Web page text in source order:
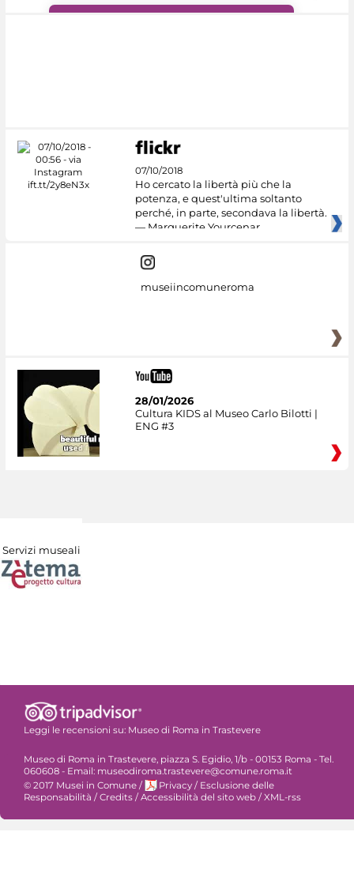
07/10/2018
Ho cercato la libertà più che la
potenza, e quest'ultima soltanto
perché, in parte, secondava la libertà.
— Marguerite Yourcenar
museiincomuneroma
28/01/2026
Cultura KIDS al Museo Carlo Bilotti |
ENG #3
Servizi museali
Leggi le recensioni su: Museo di Roma in Trastevere
Museo di Roma in Trastevere, piazza S. Egidio, 1/b - 00153 Roma - Tel.
060608 - Email: museodiroma.trastevere@comune.roma.it
© 2017 Musei in Comune / Privacy / Esclusione delle
Responsabilità /Credits /Accessibilità del sito web /XML-rss